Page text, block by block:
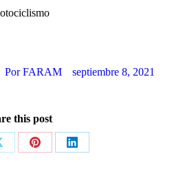
PorFARAM septiembre 8, 2021
this post
Share
Share